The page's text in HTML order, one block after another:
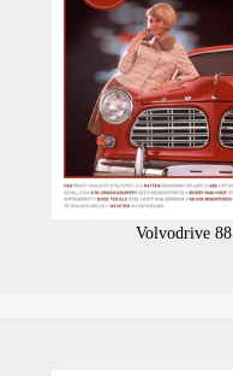
Volvodrive 88